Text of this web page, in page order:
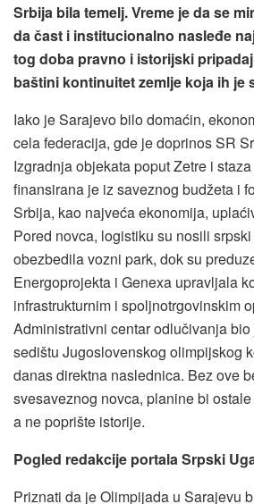
Srbija bila temelj. Vreme je da se
da čast i institucionalno nasleđe
tog doba pravno i istorijski
baštini kontinuitet zemlje koja ih je
Iako je Sarajevo bilo domaćin,
cela federacija, gde je doprinos SR
Izgradnja objekata poput Zetre i
finansirana je iz saveznog budžeta i
Srbija, kao najveća ekonomija,
Pored novca, logistiku su nosili
obezbedila vozni park, dok su
Energoprojekta i Genexa upravljala
infrastrukturnim i spoljnotrgovinskim
Administrativni centar odlučivanja
sedištu Jugoslovenskog olimpijskog
danas direktna naslednica. Bez ove
svesaveznog novca, planine bi
a ne poprište istorije.
Pogled redakcije portala Srpski
Priznati da je Olimpijada u Sarajevu